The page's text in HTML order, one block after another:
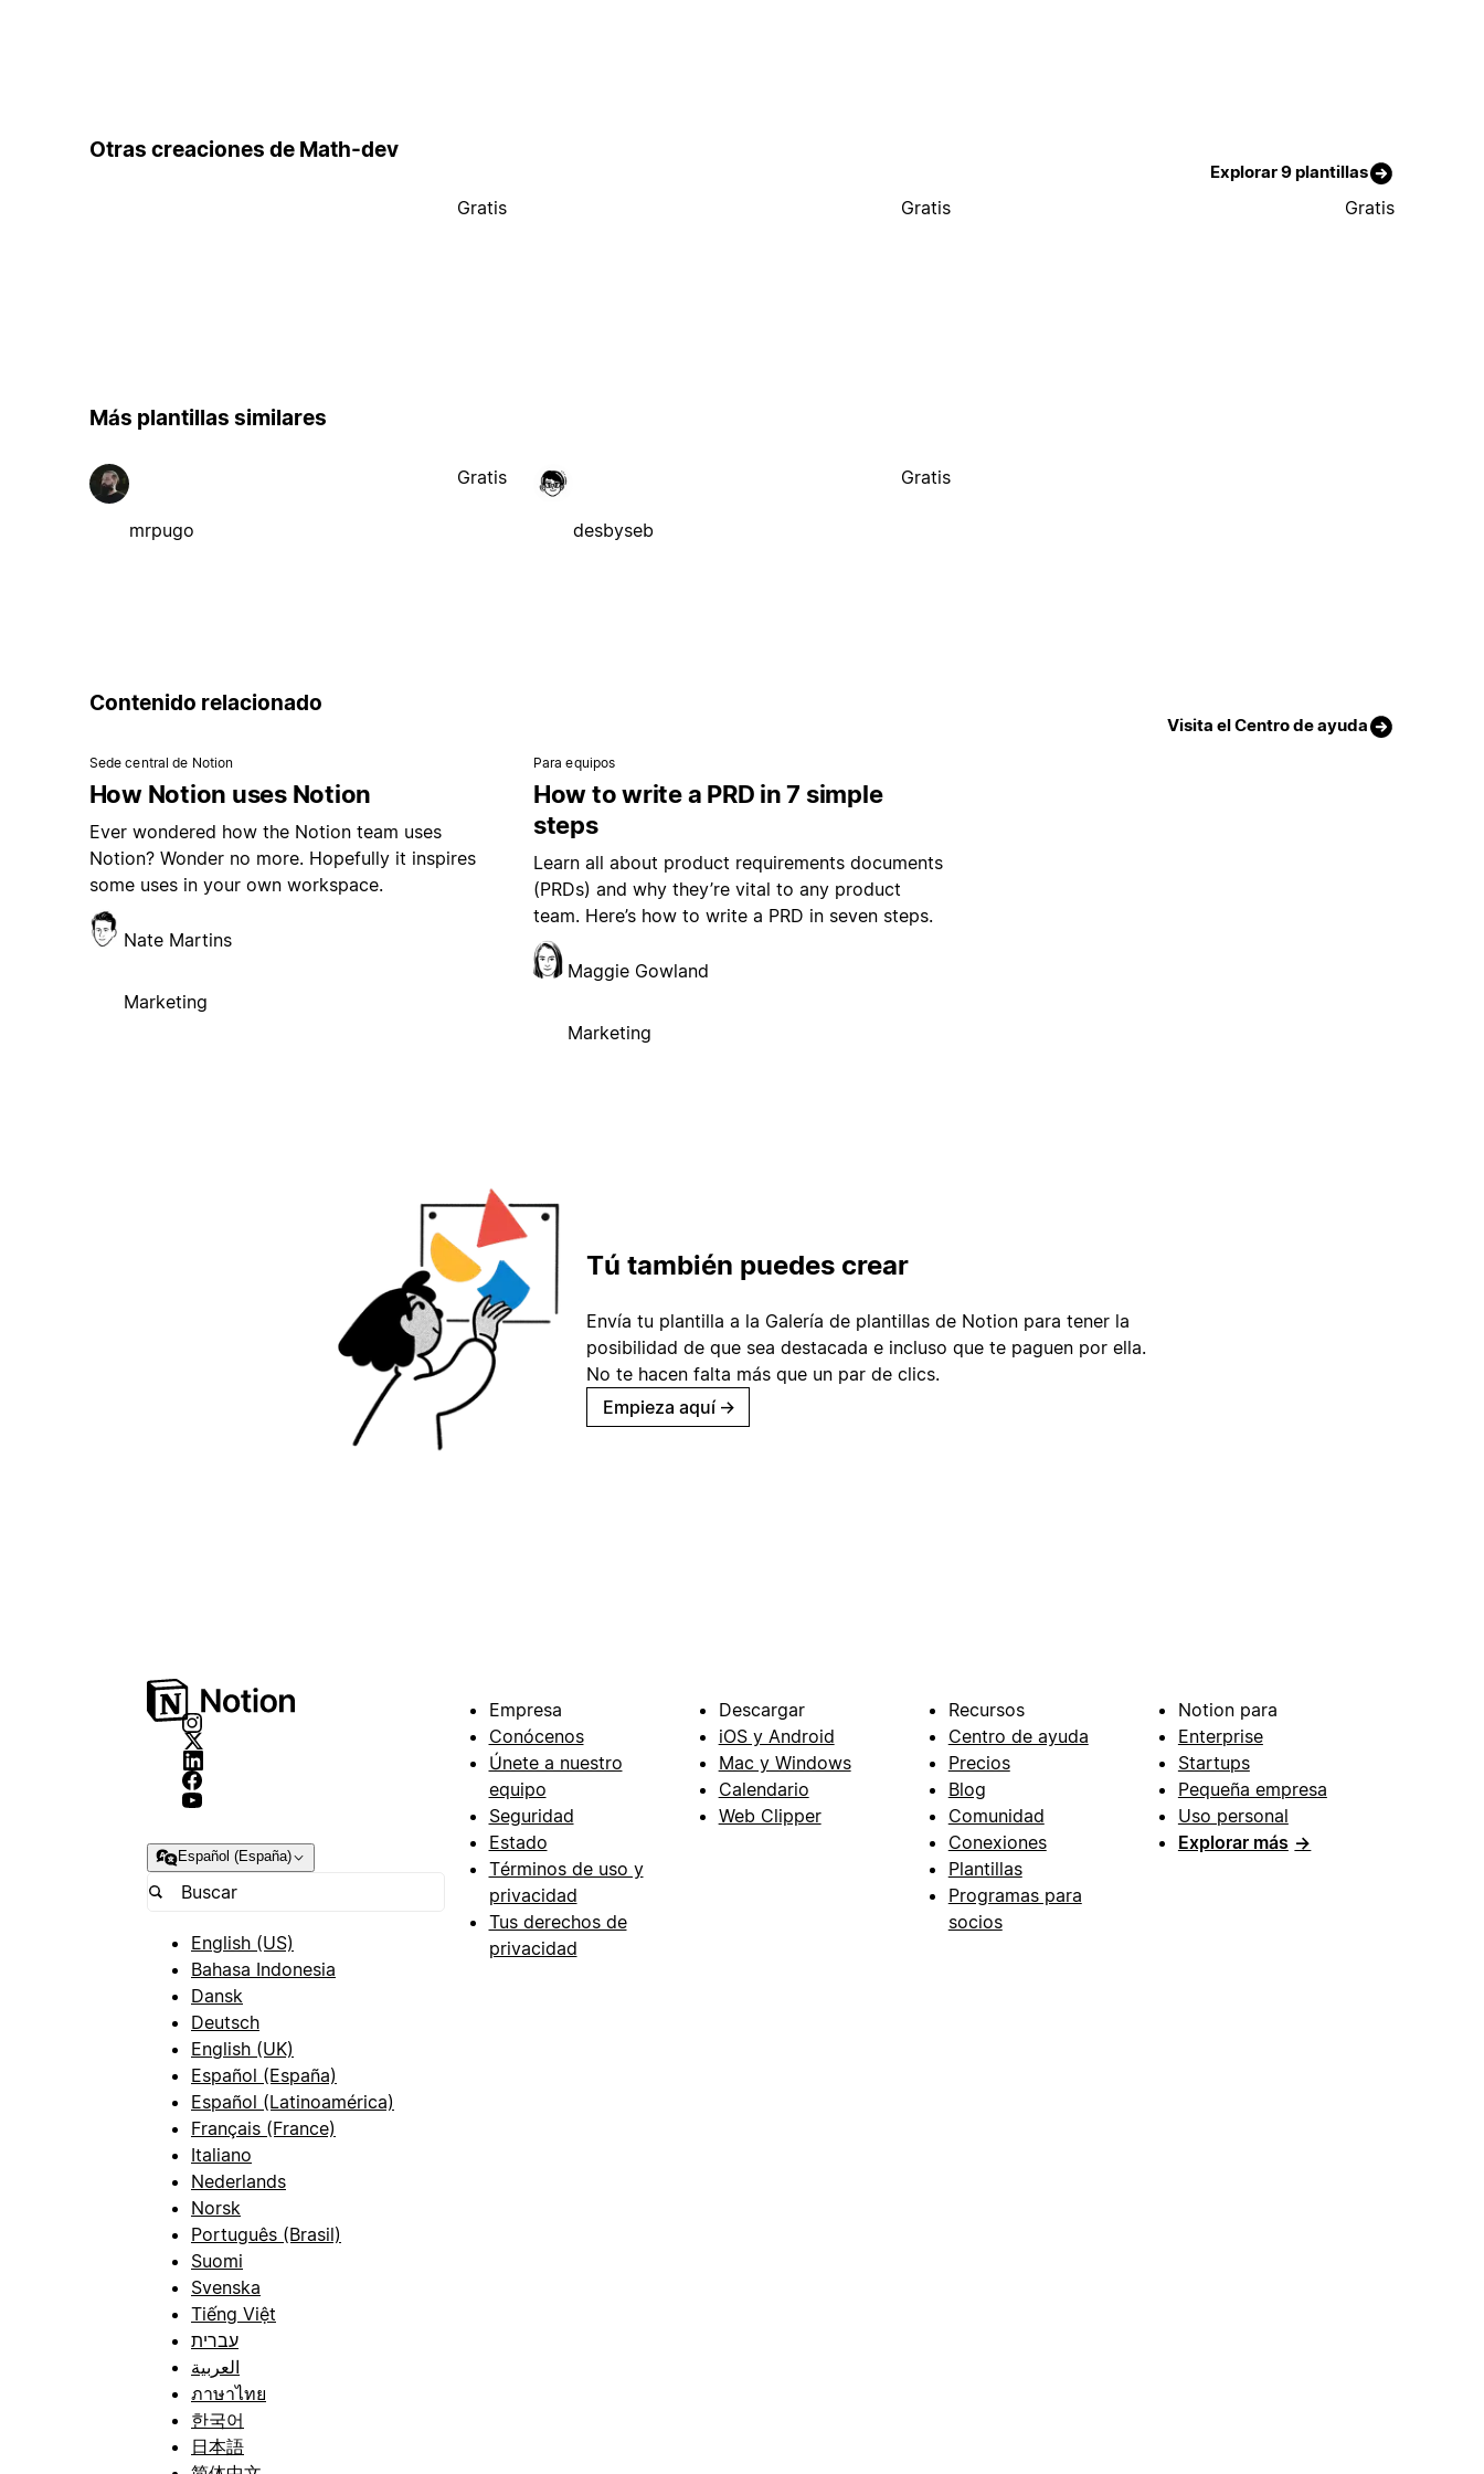
Otras creaciones de Math-dev
Explorar 9 plantillas
Gratis Gratis Gratis
Más plantillas similares
mrpugo
Gratis
desbyseb
Gratis
Contenido relacionado
Visita el Centro de ayuda
Sede central de Notion
How Notion uses Notion
Ever wondered how the Notion team uses
Notion? Wonder no more. Hopefully it inspires
some uses in your own workspace.
Nate Martins
Marketing
Para equipos
How to write a PRD in 7 simple
steps
Learn all about product requirements documents
(PRDs) and why they’re vital to any product
team. Here’s how to write a PRD in seven steps.
Maggie Gowland
Marketing
Tú también puedes crear
Envía tu plantilla a la Galería de plantillas de Notion para tener la
posibilidad de que sea destacada e incluso que te paguen por ella.
No te hacen falta más que un par de clics.
Empieza aquí →
Español (España)
English (US)
Bahasa Indonesia
Dansk
Deutsch
English (UK)
Español (España)
Español (Latinoamérica)
Français (France)
Italiano
Nederlands
Norsk
Português (Brasil)
Suomi
Svenska
Tiếng Việt
עברית
العربية
ภาษาไทย
한국어
日本語
Empresa
Conócenos
Únete a nuestro
equipo
Seguridad
Estado
Términos de uso y
privacidad
Tus derechos de
privacidad
Descargar
iOS y Android
Mac y Windows
Calendario
Web Clipper
Recursos
Centro de ayuda
Precios
Blog
Comunidad
Conexiones
Plantillas
Programas para
socios
Notion para
Enterprise
Startups
Pequeña empresa
Uso personal
Explorar más →